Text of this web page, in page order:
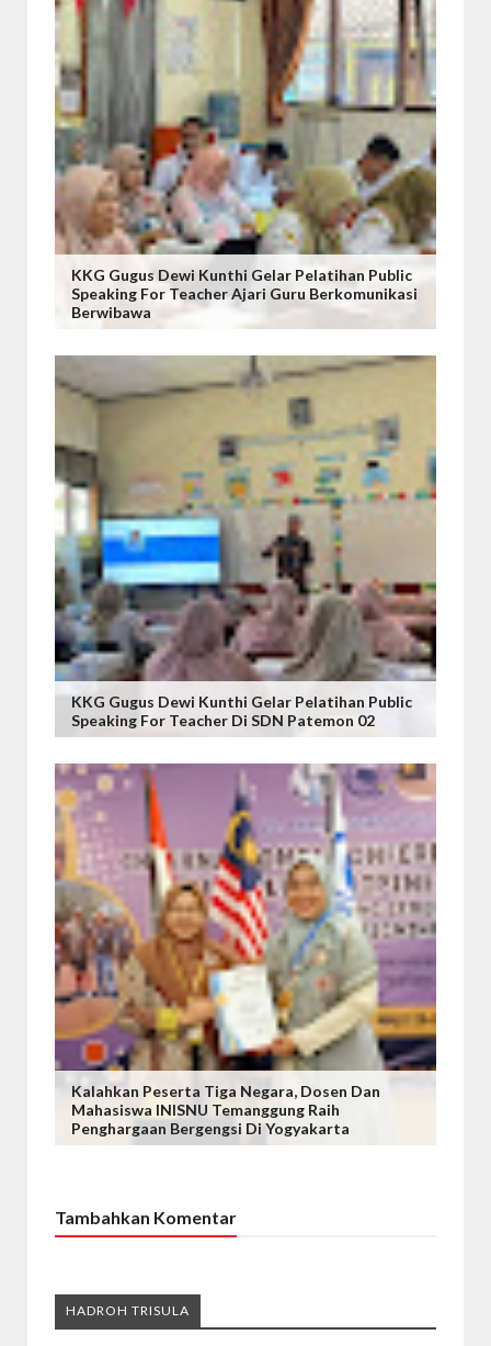
KKG Gugus Dewi Kunthi Gelar Pelatihan Public
Speaking For Teacher Ajari Guru Berkomunikasi
Berwibawa
KKG Gugus Dewi Kunthi Gelar Pelatihan Public
Speaking For Teacher Di SDN Patemon 02
Kalahkan Peserta Tiga Negara, Dosen Dan
Mahasiswa INISNU Temanggung Raih
Penghargaan Bergengsi Di Yogyakarta
Tambahkan Komentar
HADROH TRISULA